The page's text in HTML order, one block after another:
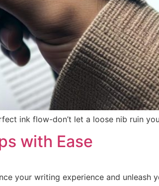
ink flow-don’t let a loose nib ruin
with Ease
your writing experience and unleash